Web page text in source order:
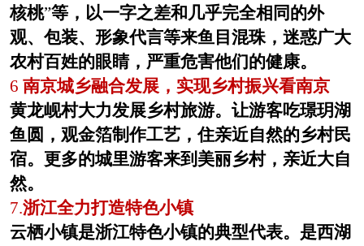
核桃”等，以一字之差和几乎完全相同的外
观、包装、形象代言等来鱼目混珠，迷惑广大
农村百姓的眼睛，严重危害他们的健康。
6 南京城乡融合发展，实现乡村振兴看南京
黄龙岘村大力发展乡村旅游。让游客吃璟玥湖
鱼圆，观金箔制作工艺，住亲近自然的乡村民
宿。更多的城里游客来到美丽乡村，亲近大自
然。
7.浙江全力打造特色小镇
云栖小镇是浙江特色小镇的典型代表。是西湖